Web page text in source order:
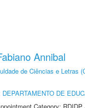
Annibal
de Ciências e Letras
DEPARTAMENTO DE